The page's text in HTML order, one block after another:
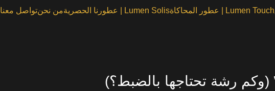
Lumen Touch | عطور المحاكاة Lumen Solis | عطورنا الحصرية من نحنتواصل معنا
(وكم رشة تحتاجها بالضبط؟)